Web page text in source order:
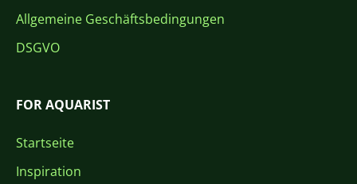
Allgemeine Geschäftsbedingungen
DSGVO
FOR AQUARIST
Startseite
Inspiration